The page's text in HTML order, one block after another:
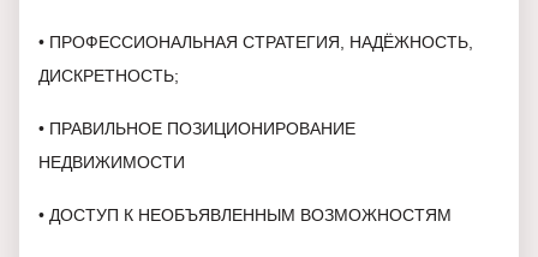
• ПРОФЕССИОНАЛЬНАЯ СТРАТЕГИЯ, НАДЁЖНОСТЬ,
ДИСКРЕТНОСТЬ;
• ПРАВИЛЬНОЕ ПОЗИЦИОНИРОВАНИЕ
НЕДВИЖИМОСТИ
• ДОСТУП К НЕОБЪЯВЛЕННЫМ ВОЗМОЖНОСТЯМ